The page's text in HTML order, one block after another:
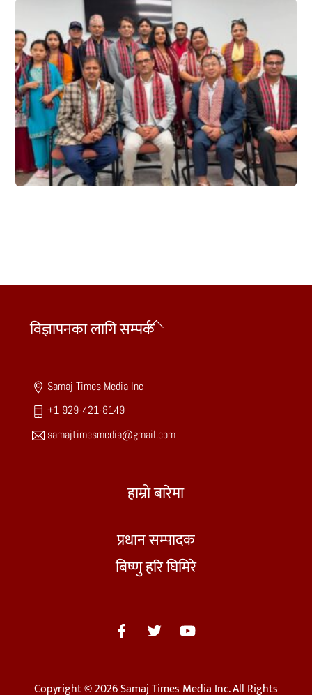
Back
विज्ञापनका लागि सम्पर्क
Samaj Times Media Inc
+1 929-421-8149
samajtimesmedia@gmail.com
हाम्रो बारेमा
प्रधान सम्पादक
बिष्णु हरि घिमिरे
Copyright © 2026 Samaj Times Media Inc. All Rights